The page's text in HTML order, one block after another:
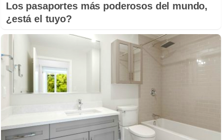
Los pasaportes más poderosos del mundo,
¿está el tuyo?